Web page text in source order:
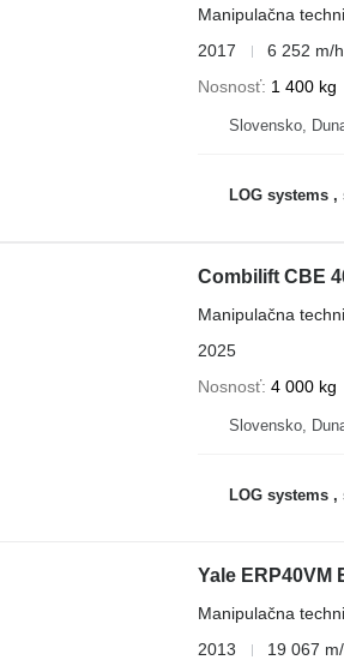
Manipulačna
2017
6 252 m/h
Nosnosť 1 400 kg
Slovensko,
LOG systems ,
Combilift CBE
Manipulačna
2025
Nosnosť 4 000 kg
Slovensko,
LOG systems ,
Yale ERP40VM
Manipulačna
2013
19 067